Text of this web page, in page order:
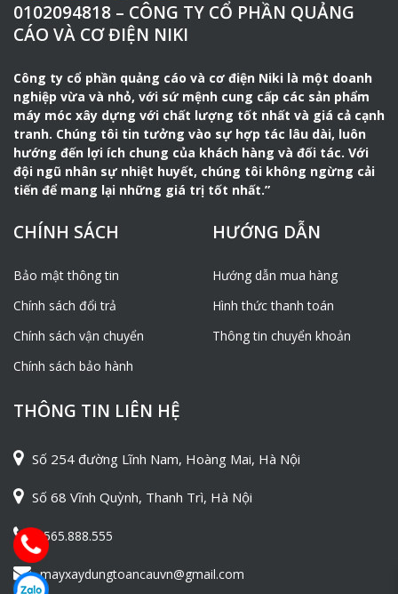
0102094818 – CÔNG TY CỔ PHẦN QUẢNG
CÁO VÀ CƠ ĐIỆN NIKI
Công ty cổ phần quảng cáo và cơ điện Niki là một doanh
nghiệp vừa và nhỏ, với sứ mệnh cung cấp các sản phẩm
máy móc xây dựng với chất lượng tốt nhất và giá cả cạnh
tranh. Chúng tôi tin tưởng vào sự hợp tác lâu dài, luôn
hướng đến lợi ích chung của khách hàng và đối tác. Với
đội ngũ nhân sự nhiệt huyết, chúng tôi không ngừng cải
tiến để mang lại những giá trị tốt nhất.”
CHÍNH SÁCH
Bảo mật thông tin
Chính sách đổi trả
Chính sách vận chuyển
Chính sách bảo hành
HƯỚNG DẪN
Hướng dẫn mua hàng
Hình thức thanh toán
Thông tin chuyển khoản
THÔNG TIN LIÊN HỆ
Số 254 đường Lĩnh Nam, Hoàng Mai, Hà Nội
Số 68 Vĩnh Quỳnh, Thanh Trì, Hà Nội
0565.888.555
mayxaydungtoancauvn@gmail.com